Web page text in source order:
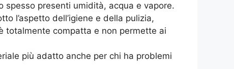
presenti umidità, acqua e vapore.
l’aspetto dell’igiene e della pulizia,
totalmente compatta e non permette ai
più adatto anche per chi ha problemi